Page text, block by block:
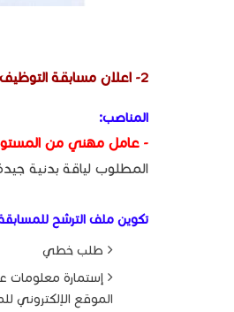
2- اعلان مسابقة التوظيف بمديرية السياحة والصناعة التقليدية بولاية ام البواقي
المناصب:
- عامل مهني من
المطلوب لياقة بدنية
تكوين ملف الترشح
طلب خطي
إستمارة
الموقع الإلكتروني